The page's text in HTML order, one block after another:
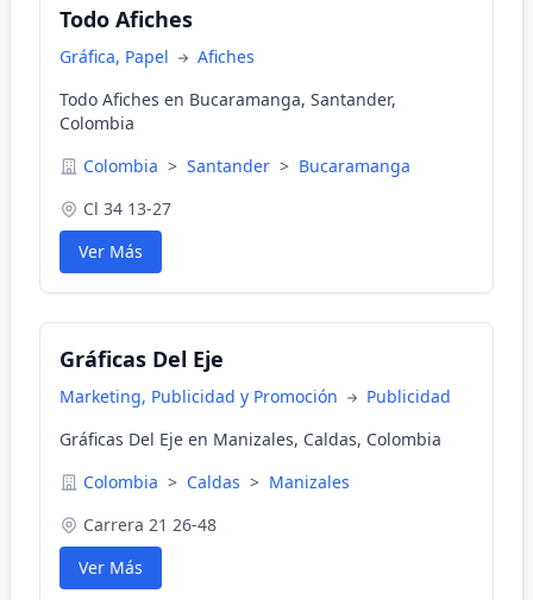
Todo Afiches
Gráfica, Papel
Afiches
Todo Afiches en Bucaramanga, Santander,
Colombia
Colombia > Santander > Bucaramanga
Cl 34 13-27
Ver Más
Gráficas Del Eje
Marketing, Publicidad y Promoción
Publicidad
Gráficas Del Eje en Manizales, Caldas, Colombia
Colombia > Caldas > Manizales
Carrera 21 26-48
Ver Más